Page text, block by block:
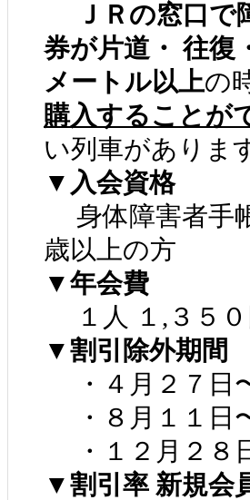
ＪＲの窓口
券が片道・ 往復
メートル以上の
購入することが
い列車がありま
▼入会資格
身体障害者手
歳以上の方
▼年会費
１人 １,３５０
▼割引除外期間
・４月２７日
・８月１１日
・１２月２８
▼割引率 新規会